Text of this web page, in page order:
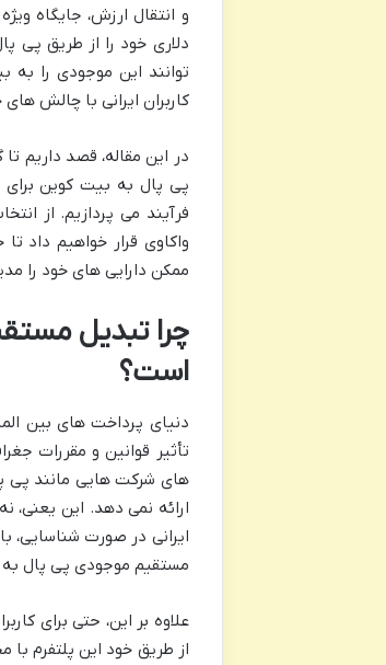
و انتقال ارزش، جایگاه
دلاری خود را از طریق پی
توانند این موجودی را
کاربران ایرانی با چالش
در این مقاله، قصد داریم
پی پال به بیت کوین
فرآیند می پردازیم. از
واکاوی قرار خواهیم داد
ممکن دارایی های خود را
چرا تبدیل
است؟
دنیای پرداخت های بین
تأثیر قوانین و مقررات
های شرکت هایی مانند پی
ارائه نمی دهد. این یعنی،
ایرانی در صورت
مستقیم موجودی پی پال
علاوه بر این، حتی برای
از طریق خود این پلتفرم